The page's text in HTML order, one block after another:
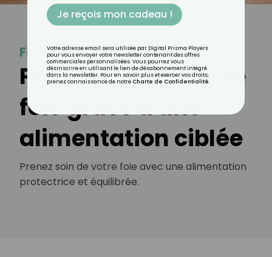
Foie
Prenez soin de votre
foie grâce à une
alimentation ciblée
Prenez soin de votre foie avec une alimentation
protectrice et équilibrée.
Je reçois mon cadeau !
Votre adresse email sera utilisée par Digital Prisma Players
pour vous envoyer votre newsletter contenant des offres
commerciales personnalisées. Vous pourrez vous
désinscrire en utilisant le lien de désabonnement intégré
dans la newsletter. Pour en savoir plus et exercer vos droits,
prenez connaissance de notre Charte de Confidentialité.